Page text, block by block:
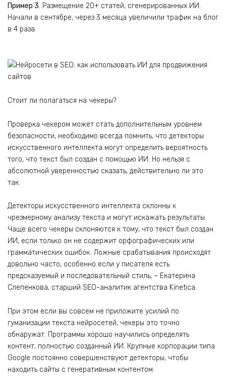
Пример 3. Размещение 20+ статей, сгенерированных ИИ.
Начали в сентябре, через 3 месяца увеличили трафик на блог
в 4 раза.
Стоит ли полагаться на чекеры?
Проверка чекером может стать дополнительным уровнем
безопасности, необходимо всегда помнить, что детекторы
искусственного интеллекта могут определить вероятность
того, что текст был создан с помощью ИИ. Но нельзя с
абсолютной уверенностью сказать, действительно ли это
так.
Детекторы искусственного интеллекта склонны к
чрезмерному анализу текста и могут искажать результаты.
Чаще всего чекеры склоняются к тому, что текст был создан
ИИ, если только он не содержит орфографических или
грамматических ошибок. Ложные срабатывания происходят
довольно часто, особенно если у писателя есть
предсказуемый и последовательный стиль, – Екатерина
Слепенкова, старший SEO-аналитик агентства Kinetica.
При этом если вы совсем не приложите усилий по
гуманизации текста нейросетей, чекеры это точно
обнаружат. Программы хорошо научились определять
контент, полностью созданный ИИ. Крупные корпорации типа
Google постоянно совершенствуют детекторы, чтобы
находить сайты с генеративным контентом.